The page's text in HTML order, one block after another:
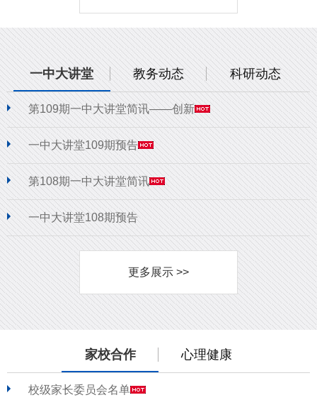
一中大讲堂 教务动态 科研动态
第109期一中大讲堂简讯——创新
一中大讲堂109期预告
第108期一中大讲堂简讯
一中大讲堂108期预告
更多展示 >>
家校合作 心理健康
校级家长委员会名单